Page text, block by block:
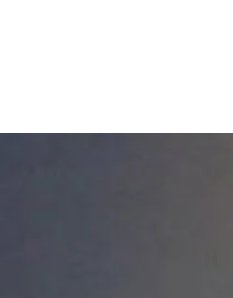
Орбан заявив, що на
церков,